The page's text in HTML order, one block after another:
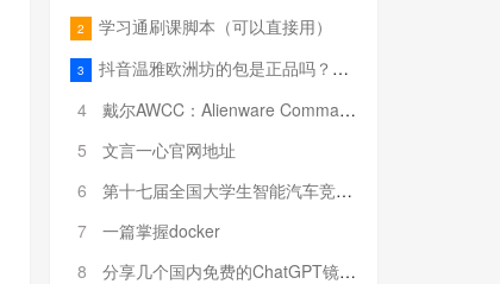
2 学习通刷课脚本（可以直接用）
3
抖音温雅欧洲坊的包是正品吗？温雅卖的包为啥那么便宜？
4
戴尔AWCC：Alienware Command Center 故障排除方法，里面附有超全详解呦，快来快来，欢迎观看~
5
文言一心官网地址
6
第十七届全国大学生智能汽车竞赛全国总决赛参赛队伍奖项公告
7
一篇掌握docker
8
分享几个国内免费的ChatGPT镜像网址(亲测有效-4月25日更新)